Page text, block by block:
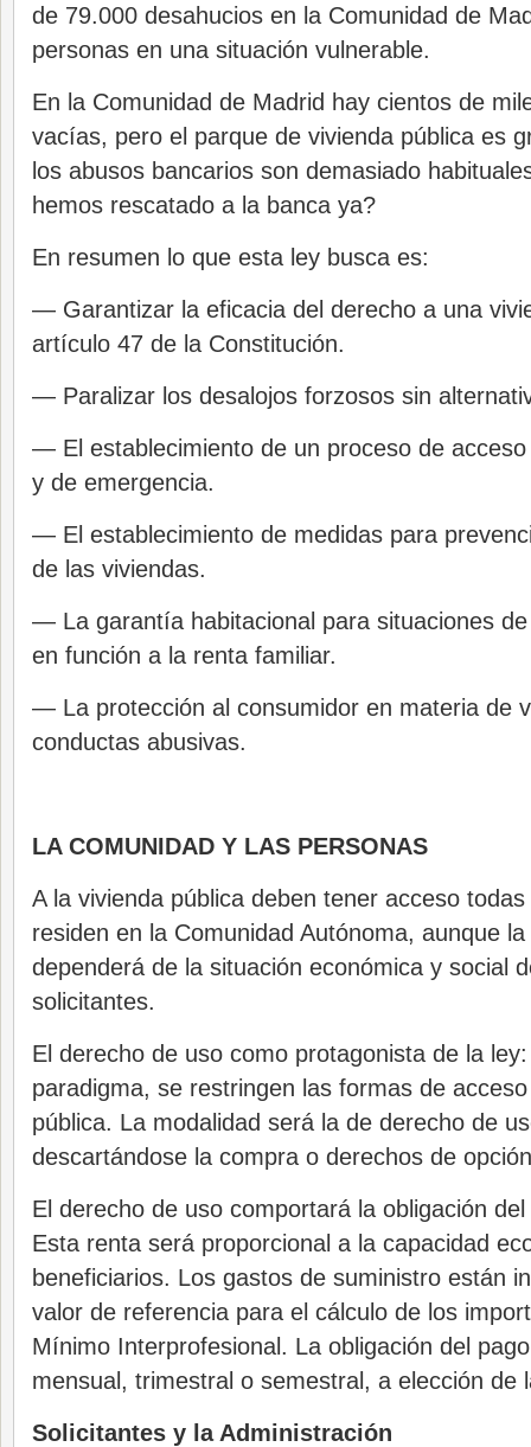
de 79.000 desahucios en la Comunidad de
personas en una situación vulnerable.
En la Comunidad de Madrid hay cientos de
vacías, pero el parque de vivienda pública es
los abusos bancarios son demasiado
hemos rescatado a la banca ya?
En resumen lo que esta ley busca es:
— Garantizar la eficacia del derecho a una
artículo 47 de la Constitución.
— Paralizar los desalojos forzosos sin
— El establecimiento de un proceso de
y de emergencia.
— El establecimiento de medidas para
de las viviendas.
— La garantía habitacional para situaciones
en función a la renta familiar.
— La protección al consumidor en materia de
conductas abusivas.
LA COMUNIDAD Y LAS PERSONAS
A la vivienda pública deben tener acceso
residen en la Comunidad Autónoma, aunque
dependerá de la situación económica y social
solicitantes.
El derecho de uso como protagonista de la
paradigma, se restringen las formas de
pública. La modalidad será la de derecho de
descartándose la compra o derechos de
El derecho de uso comportará la obligación
Esta renta será proporcional a la capacidad
beneficiarios. Los gastos de suministro están
valor de referencia para el cálculo de los
Mínimo Interprofesional. La obligación del
mensual, trimestral o semestral, a elección de
Solicitantes y la Administración